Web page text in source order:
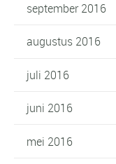
september 2016
augustus 2016
juli 2016
juni 2016
mei 2016